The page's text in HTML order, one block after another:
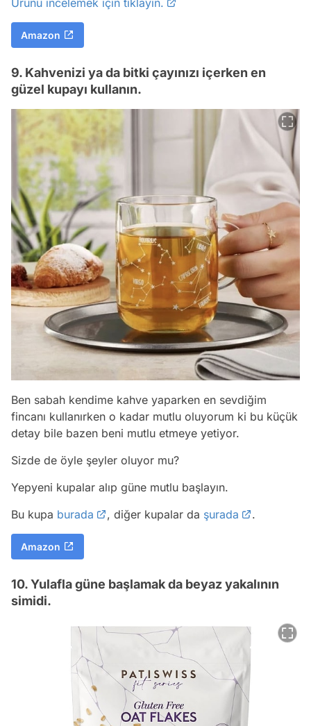
Amazon
9. Kahvenizi ya da bitki çayınızı içerken en
güzel kupayı kullanın.
Ben sabah kendime kahve yaparken en sevdiğim
fincanı kullanırken o kadar mutlu oluyorum ki bu küçük
detay bile bazen beni mutlu etmeye yetiyor.
Sizde de öyle şeyler oluyor mu?
Yepyeni kupalar alıp güne mutlu başlayın.
Bu kupa burada , diğer kupalar da şurada .
Amazon
10. Yulafla güne başlamak da beyaz yakalının
simidi.